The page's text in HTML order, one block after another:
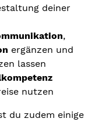
deiner
,
ergänzen und
lassen
nutzen
du zudem einige